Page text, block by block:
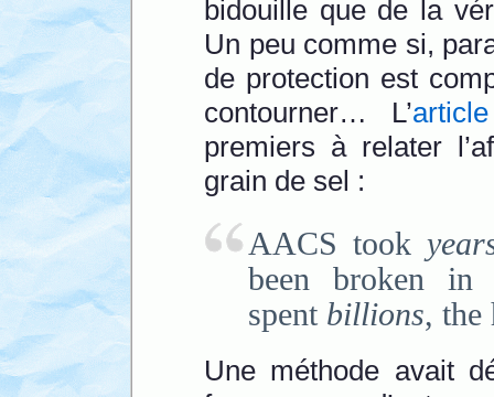
bidouille que de la
Un peu comme si,
de protection est
contourner… L’
premiers à relater
grain de sel :
AACS took
been broken
spent billions, the
Une méthode avait